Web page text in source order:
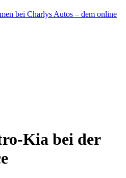
bei Charlys Autos – dem online
Kia bei der